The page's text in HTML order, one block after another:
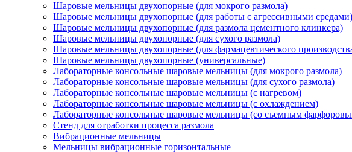
Шаровые мельницы двухопорные (для мокрого размола)
Шаровые мельницы двухопорные (для работы с агрессивными средами)
Шаровые мельницы двухопорные (для размола цементного клинкера)
Шаровые мельницы двухопорные (для сухого размола)
Шаровые мельницы двухопорные (для фармацевтического
Шаровые мельницы двухопорные (универсальные)
Лабораторные консольные шаровые мельницы (для мокрого размола)
Лабораторные консольные шаровые мельницы (для сухого размола)
Лабораторные консольные шаровые мельницы (с нагревом)
Лабораторные консольные шаровые мельницы (с охлаждением)
Лабораторные консольные шаровые мельницы (со съемным
Стенд для отработки процесса размола
Вибрационные мельницы
Мельницы вибрационные горизонтальные